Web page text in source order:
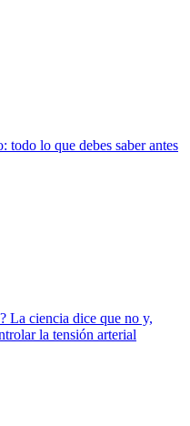
todo lo que debes saber antes
La ciencia dice que no y,
la tensión arterial